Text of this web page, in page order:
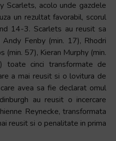
Scarlets, acolo unde gazdele
un rezultat favorabil, scorul
14-3. Scarlets au reusit sa
Fenby (min. 17), Rhodri
(min. 57), Kieran Murphy (min.
toate cinci transformate de
a mai reusit si o lovitura de
avea sa fie declarat omul
au reusit o incercare
Reynecke, transformata
reusit si o penalitate in prima